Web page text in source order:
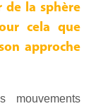
de la sphère
cela que
approche
mouvements